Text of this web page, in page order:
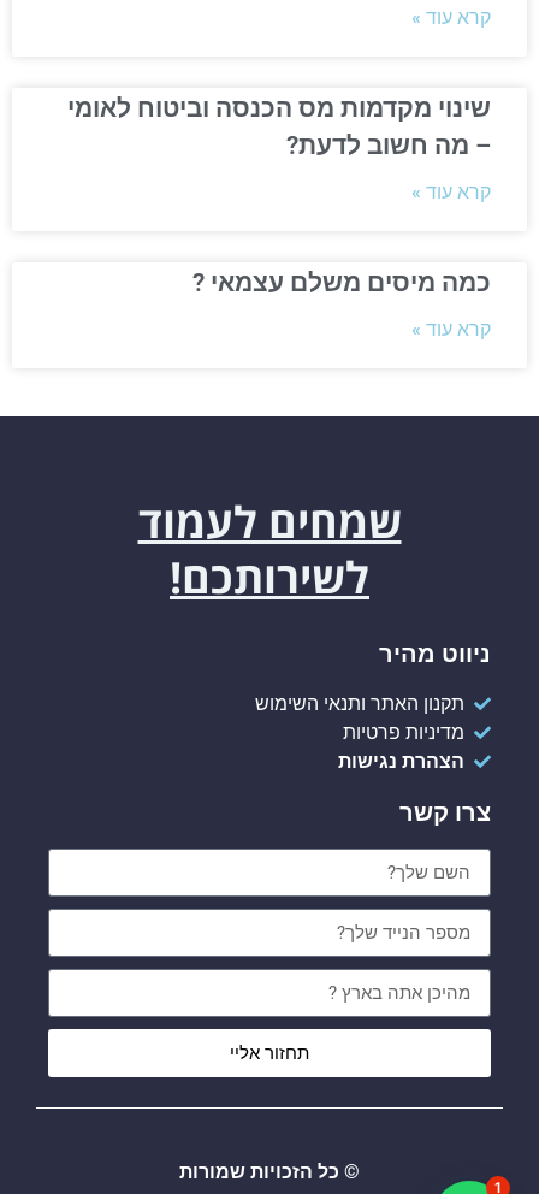
קרא עוד »
שינוי מקדמות מס הכנסה וביטוח לאומי
– מה חשוב לדעת?
קרא עוד »
כמה מיסים משלם עצמאי ?
קרא עוד »
שמחים לעמוד
לשירותכם!
ניווט מהיר
תקנון האתר ותנאי השימוש
מדיניות פרטיות
הצהרת נגישות
צרו קשר
תחזור אליי
© כל הזכויות שמורות
1